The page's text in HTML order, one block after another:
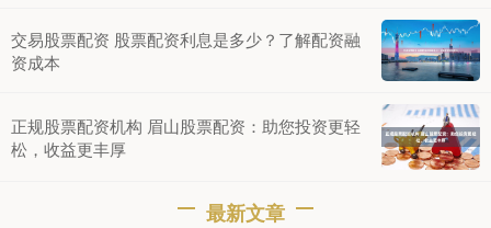
交易股票配资 股票配资利息是多少？了解配资融
资成本
正规股票配资机构 眉山股票配资：助您投资更轻
松，收益更丰厚
最新文章